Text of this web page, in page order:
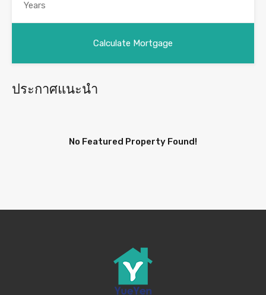
ประกาศแนะนำ
No Featured Property Found!